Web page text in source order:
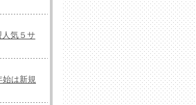
人気５サ
始は新規